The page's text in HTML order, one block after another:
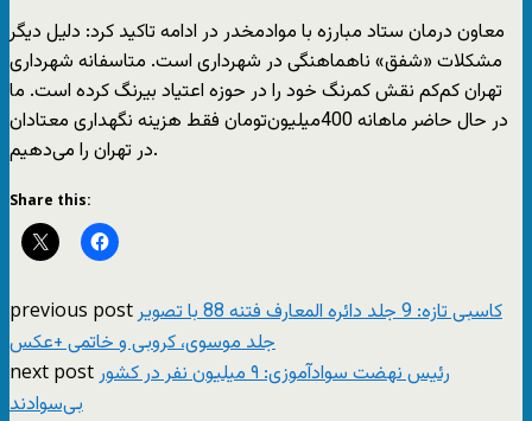
معاون درمان ستاد مبارزه با موادمخدر در ادامه تاکید کرد: دلیل دیگر
مشکلات «شفق» ناهماهنگی در شهرداری است. متاسفانه شهرداری
تهران کم‌کم نقش کمرنگ خود را در حوزه اعتیاد بیرنگ‌ کرده است. ما
در حال حاضر ماهانه 400‌میلیون‌تومان فقط هزینه نگهداری معتادان
در تهران را می‌دهیم.
Share this:
previous postکاسبی تازه: 9 جلد دائره المعارف فتنه 88 با تصویر
جلد موسوی، کروبی و خاتمی +عکس
next post رئیس نهضت سوادآموزی: ۹ میلیون نفر در کشور
بی‌سوادند